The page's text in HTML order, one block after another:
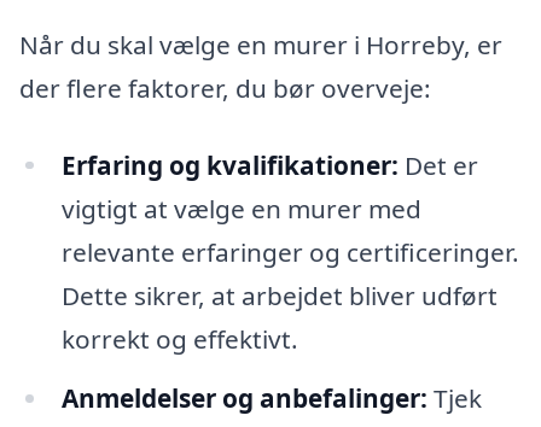
Når du skal vælge en murer i Horreby, er
der flere faktorer, du bør overveje:
Erfaring og kvalifikationer: Det er
vigtigt at vælge en murer med
relevante erfaringer og certificeringer.
Dette sikrer, at arbejdet bliver udført
korrekt og effektivt.
Anmeldelser og anbefalinger: Tjek